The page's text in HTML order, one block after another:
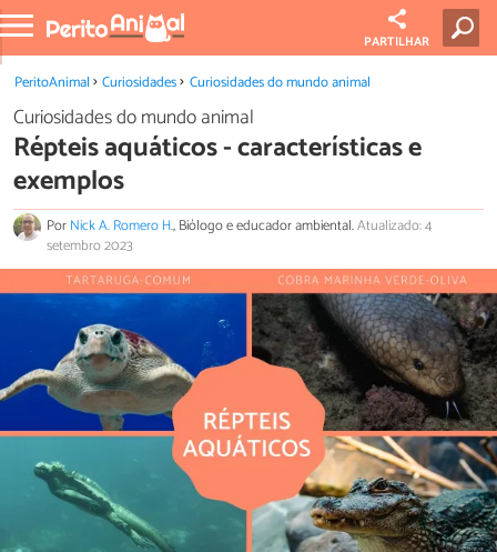
PARTILHAR
PeritoAnimal Curiosidades Curiosidades do mundo animal
Curiosidades do mundo animal
Répteis aquáticos - características e
exemplos
PorNick A. Romero H., Biólogo e educador ambiental.Atualizado: 4
setembro 2023